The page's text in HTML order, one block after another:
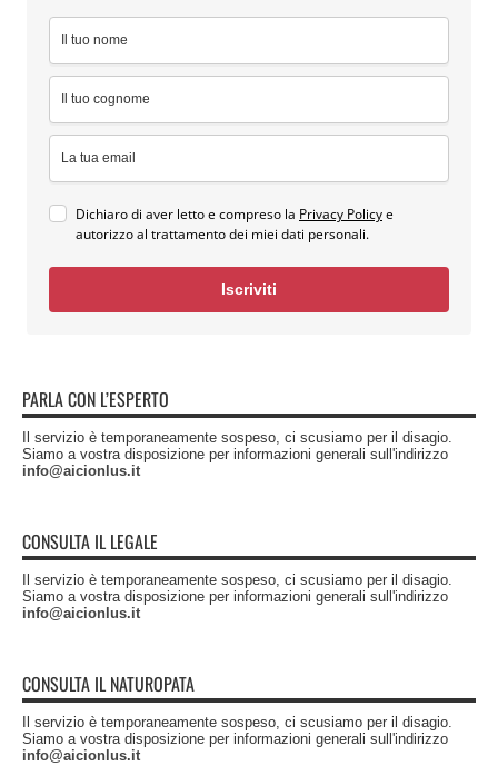
Dichiaro di aver letto e compreso la Privacy Policye
autorizzo al trattamento dei miei dati personali.
Iscriviti
PARLA CON L’ESPERTO
Il servizio è temporaneamente sospeso, ci scusiamo per il disagio.
Siamo a vostra disposizione per informazioni generali sull'indirizzo
info@aicionlus.it
CONSULTA IL LEGALE
Il servizio è temporaneamente sospeso, ci scusiamo per il disagio.
Siamo a vostra disposizione per informazioni generali sull'indirizzo
info@aicionlus.it
CONSULTA IL NATUROPATA
Il servizio è temporaneamente sospeso, ci scusiamo per il disagio.
Siamo a vostra disposizione per informazioni generali sull'indirizzo
info@aicionlus.it